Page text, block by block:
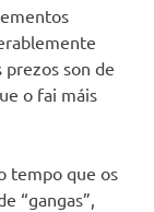
prezos son de
o fai máis
tempo que os
“gangas”,